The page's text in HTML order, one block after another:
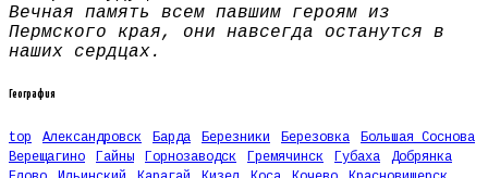
Вечная память всем павшим героям из
Пермского края, они навсегда останутся в
наших сердцах.
География
top Александровск Барда Березники Березовка
Большая Соснова
Верещагино
Гайны Горнозаводск Гремячинск Губаха
Добрянка